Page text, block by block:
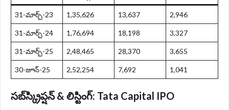
31-మార్చ్-23 1,35,626 13,637 2,946
31-మార్చ్-24 1,76,694 18,198 3,327
31-మార్చ్-25 2,48,465 28,370 3,655
30-జూన్-25 2,52,254 7,692 1,041
సబ్‌స్క్రిప్షన్ & లిస్టింగ్: Tata Capital IPO